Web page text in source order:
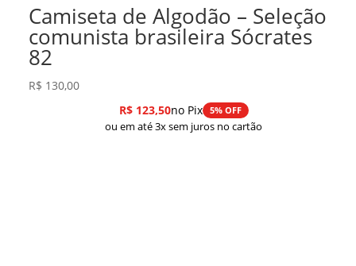
Camiseta de Algodão – Seleção
comunista brasileira Sócrates
82
R$ 130,00
R$123,50no Pix 5% OFF
ou em até 3x sem juros no cartão